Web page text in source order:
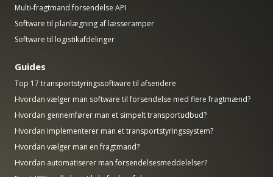
Multi-fragtmand forsendelse API
Software til planlægning af læsseramper
Software til logistikafdelinger
Guides
Top 17 transportstyringssoftware til afsendere
Hvordan vælger man software til forsendelse med flere fragtmænd?
Hvordan gennemfører man et simpelt transportudbud?
Hvordan implementerer man et transportstyringssystem?
Hvordan vælger man en fragtmand?
Hvordan automatiserer man forsendelsesmeddelelser?